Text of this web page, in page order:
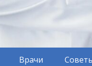
Врачи